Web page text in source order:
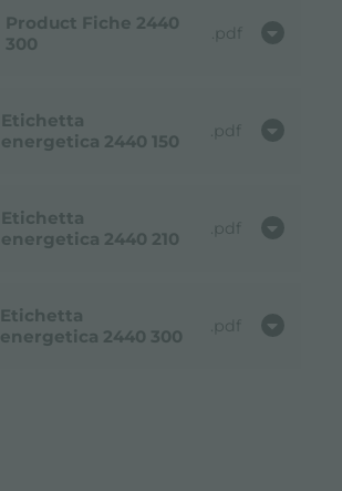
Product Fiche 2440
300
pdf
Etichetta
energetica 2440 150
pdf
Etichetta
energetica 2440 210
pdf
Etichetta
energetica 2440 300
pdf